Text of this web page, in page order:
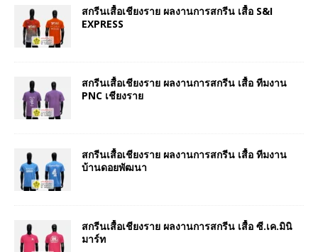
สกรีนเสื้อเชียงราย ผลงานการสกรีน เสื้อ S&I
EXPRESS
สกรีนเสื้อเชียงราย ผลงานการสกรีน เสื้อ ทีมงาน
PNC เชียงราย
สกรีนเสื้อเชียงราย ผลงานการสกรีน เสื้อ ทีมงาน
บ้านดอยพัฒนา
สกรีนเสื้อเชียงราย ผลงานการสกรีน เสื้อ ซี.เค.มินิ
มาร์ท